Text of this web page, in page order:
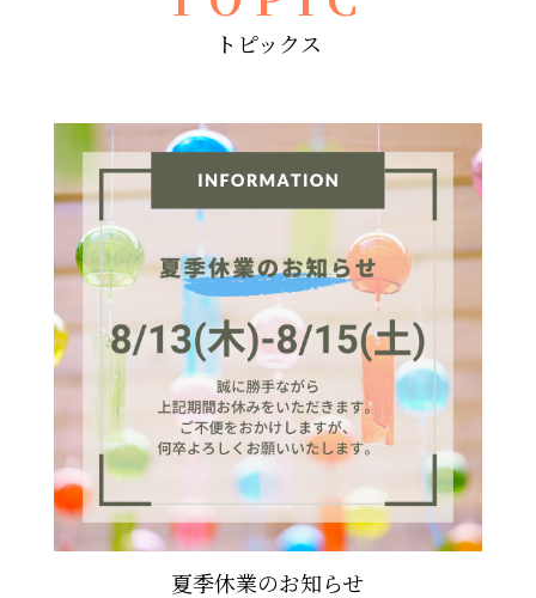
トピックス
夏季休業のお知らせ